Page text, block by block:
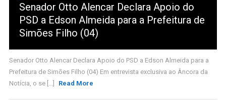
Senador Otto Alencar Declara Apoio do
PSD a Edson Almeida para a Prefeitura de
Simões Filho (04)
Senador Otto Alencar Declara Apoio do PSD a Edson Almeida para a
Prefeitura de Simões Filho (04) Em entrevista exclusiva ao Âncora da
Notícia, o se [...]
Read More